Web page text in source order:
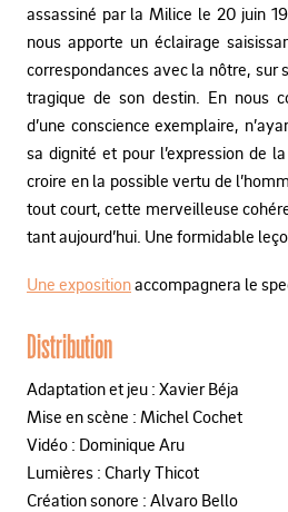
assassiné par la Milice le 20 juin
nous apporte un éclairage
correspondances avec la nôtre, sur
tragique de son destin. En nous
d’une conscience exemplaire,
sa dignité et pour l’expression de
croire en la possible vertu de
tout court, cette merveilleuse
tant aujourd’hui. Une formidable
Une expositionaccompagnera le
Distribution
Adaptation et jeu : Xavier Béja
Mise en scène : Michel Cochet
Vidéo : Dominique Aru
Lumières : Charly Thicot
Création sonore : Alvaro Bello